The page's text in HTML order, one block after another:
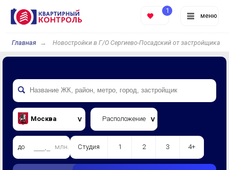
меню
1
Главная Новостройки в Г/О Сергиево-Посадский от застройщика
Москва Расположение
до млн. Студия 1 2 3 4+